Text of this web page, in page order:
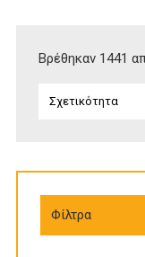
Βρέθηκαν 1441
Φίλτρα